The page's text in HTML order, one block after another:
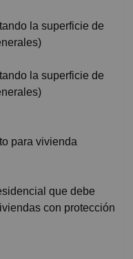
la superficie de
la superficie de
para vivienda
que debe
con protección